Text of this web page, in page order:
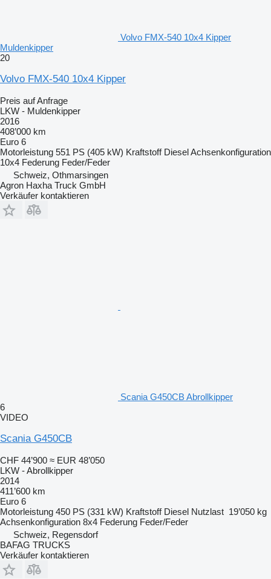
Volvo FMX-540 10x4 Kipper
Muldenkipper
20
Volvo FMX-540 10x4 Kipper
Preis auf Anfrage
LKW - Muldenkipper
2016
408’000 km
Euro 6
Motorleistung 551 PS (405 kW) Kraftstoff DieselAchsenkonfiguration
10x4 Federung Feder/Feder
Schweiz, Othmarsingen
Agron Haxha Truck GmbH
Verkäufer kontaktieren
Scania G450CB Abrollkipper
6
VIDEO
Scania G450CB
CHF 44’900 ≈ EUR 48’050
LKW - Abrollkipper
2014
411’600 km
Euro 6
Motorleistung 450 PS (331 kW) Kraftstoff Diesel Nutzlast 19’050 kg
Achsenkonfiguration 8x4 Federung Feder/Feder
Schweiz, Regensdorf
BAFAG TRUCKS
Verkäufer kontaktieren